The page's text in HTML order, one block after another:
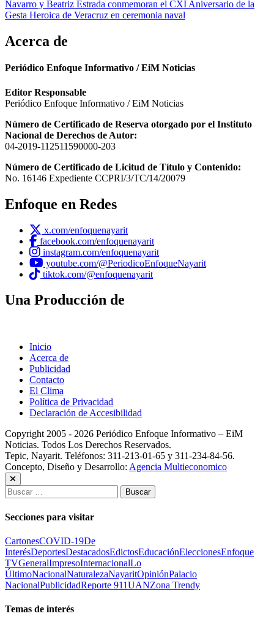
Navarro y Beatriz Estrada conmemoran el CXI Aniversario de la
Gesta Heroica de Veracruz en ceremonia naval
Acerca de
Periódico Enfoque Informativo / EiM Noticias
Editor Responsable
Periódico Enfoque Informativo / EiM Noticias
Número de Certificado de Reserva otorgado por el Instituto
Nacional de Derechos de Autor:
04-2019-112511590000-203
Número de Certificado de Licitud de Título y Contenido:
No. 16146 Expediente CCPRI/3/TC/14/20079
Enfoque en Redes
x.com/enfoquenayarit
facebook.com/enfoquenayarit
instagram.com/enfoquenayarit
youtube.com/@PeriodicoEnfoqueNayarit
tiktok.com/@enfoquenayarit
Una Producción de
Inicio
Acerca de
Publicidad
Contacto
El Clima
Política de Privacidad
Declaración de Accesibilidad
Copyright 2005 - 2026 Periódico Enfoque Informativo – EiM
Noticias. Todos Los Derechos Reservados.
Tepic, Nayarit. Teléfonos: 311-213-01-65 y 311-234-84-56.
Concepto, Diseño y Desarrollo: Agencia Multieconomico
Buscar:
Secciones para visitar
CartonesCOVID-19De
InterésDeportesDestacadosEdictosEducaciónEleccionesEnfoque
TVGeneralImpresoInternacionalLo
ÚltimoNacionalNaturalezaNayaritOpiniónPalacio
NacionalPublicidadReporte 911UANZona Trendy
Temas de interés